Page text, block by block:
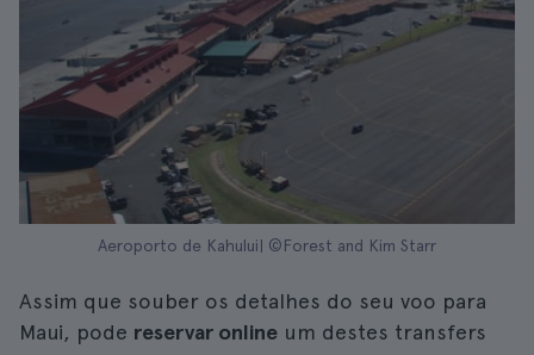
Aeroporto de Kahului| ©Forest and Kim Starr
Assim que souber os detalhes do seu voo para
Maui, pode reservar online um destes transfers